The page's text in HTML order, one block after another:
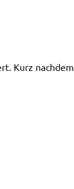
Kurz nachdem